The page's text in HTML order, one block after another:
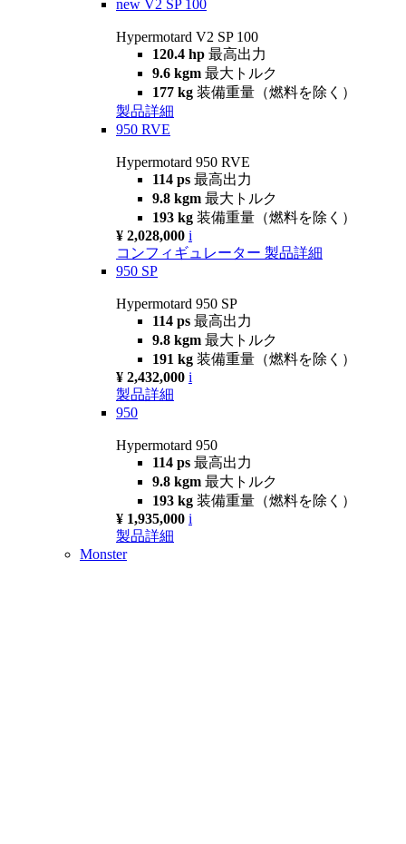
new V2 SP 100
Hypermotard V2 SP 100
120.4 hp 最高出力
9.6 kgm 最大トルク
177 kg 装備重量（燃料を除く）
製品詳細
950 RVE
Hypermotard 950 RVE
114 ps 最高出力
9.8 kgm 最大トルク
193 kg 装備重量（燃料を除く）
¥ 2,028,000 i
コンフィギュレーター 製品詳細
950 SP
Hypermotard 950 SP
114 ps 最高出力
9.8 kgm 最大トルク
191 kg 装備重量（燃料を除く）
¥ 2,432,000 i
製品詳細
950
Hypermotard 950
114 ps 最高出力
9.8 kgm 最大トルク
193 kg 装備重量（燃料を除く）
¥ 1,935,000 i
製品詳細
Monster